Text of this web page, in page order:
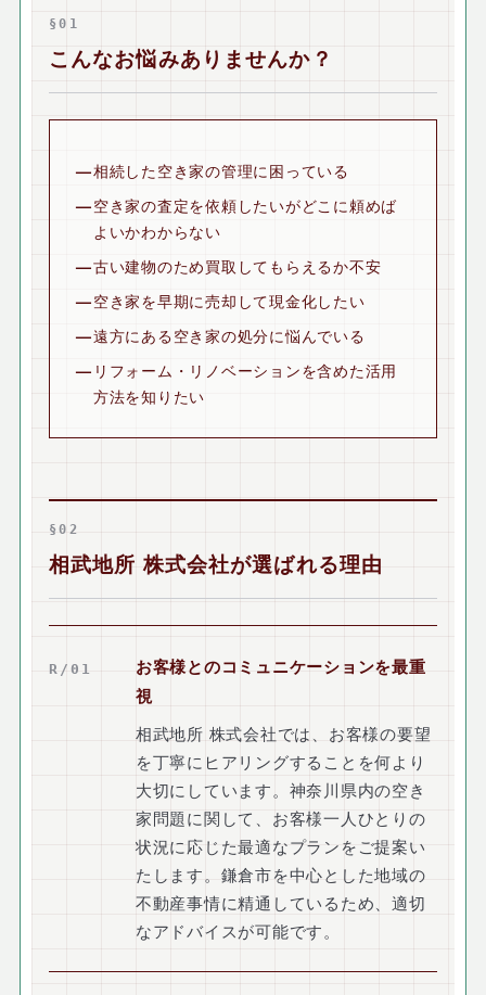
§01
こんなお悩みありませんか？
相続した空き家の管理に困っている
空き家の査定を依頼したいがどこに頼めば
よいかわからない
古い建物のため買取してもらえるか不安
空き家を早期に売却して現金化したい
遠方にある空き家の処分に悩んでいる
リフォーム・リノベーションを含めた活用
方法を知りたい
§02
相武地所 株式会社が選ばれる理由
R/01
お客様とのコミュニケーションを最重
視
相武地所 株式会社では、お客様の要望
を丁寧にヒアリングすることを何より
大切にしています。神奈川県内の空き
家問題に関して、お客様一人ひとりの
状況に応じた最適なプランをご提案い
たします。鎌倉市を中心とした地域の
不動産事情に精通しているため、適切
なアドバイスが可能です。